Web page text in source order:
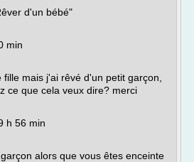
d'un bébé"
min
mais j'ai rêvé d'un petit garçon,
ce que cela veux dire? merci
h 56 min
alors que vous êtes enceinte